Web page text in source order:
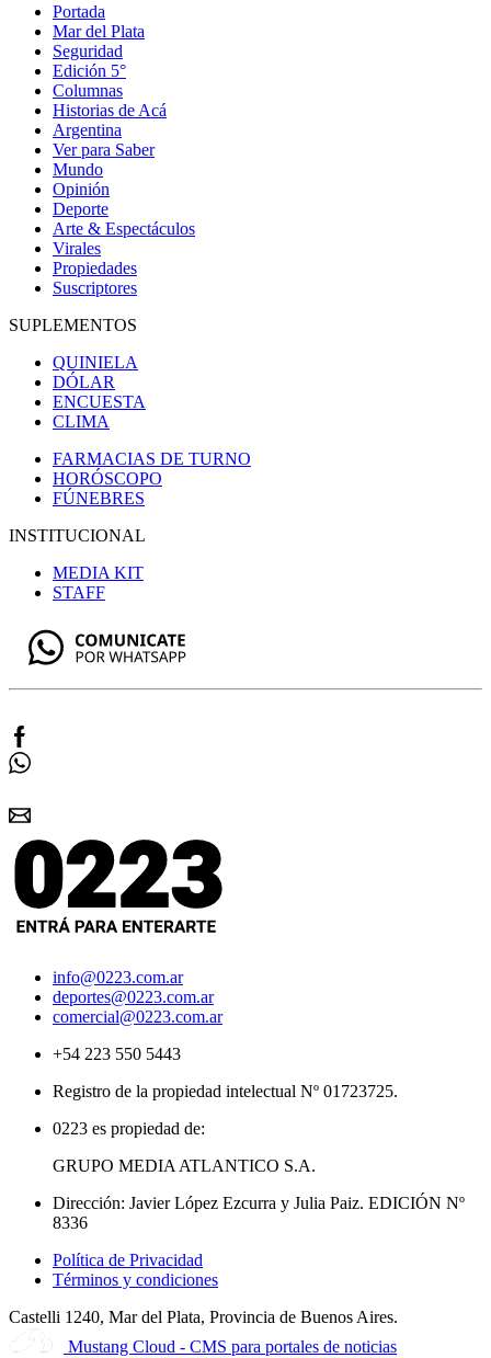
Portada
Mar del Plata
Seguridad
Edición 5°
Columnas
Historias de Acá
Argentina
Ver para Saber
Mundo
Opinión
Deporte
Arte & Espectáculos
Virales
Propiedades
Suscriptores
SUPLEMENTOS
QUINIELA
DÓLAR
ENCUESTA
CLIMA
FARMACIAS DE TURNO
HORÓSCOPO
FÚNEBRES
INSTITUCIONAL
MEDIA KIT
STAFF
info@0223.com.ar
deportes@0223.com.ar
comercial@0223.com.ar
+54 223 550 5443
Registro de la propiedad intelectual Nº 01723725.
0223 es propiedad de:
GRUPO MEDIA ATLANTICO S.A.
Dirección: Javier López Ezcurra y Julia Paiz. EDICIÓN Nº
8336
Política de Privacidad
Términos y condiciones
Castelli 1240, Mar del Plata, Provincia de Buenos Aires.
Mustang Cloud - CMS para portales de noticias